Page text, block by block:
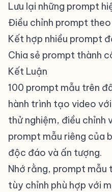
Lưu lại những prompt
Điều chỉnh prompt
Kết hợp nhiều prompt
Chia sẻ prompt thành
Kết Luận
100 prompt mẫu trên
hành trình tạo video
thử nghiệm, điều chỉnh
prompt mẫu riêng của
độc đáo và ấn tượng.
Nhớ rằng, prompt
tùy chỉnh phù hợp với